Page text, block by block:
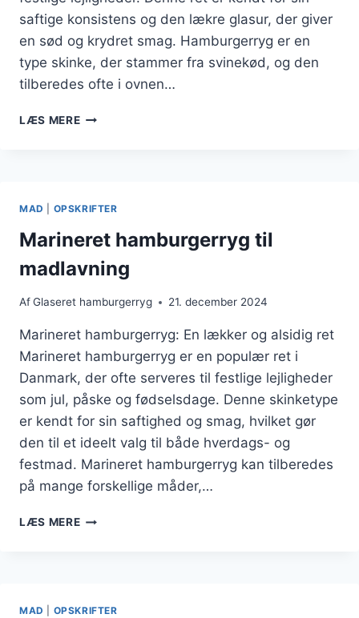
saftige konsistens og den lækre glasur, der giver
en sød og krydret smag. Hamburgerryg er en
type skinke, der stammer fra svinekød, og den
tilberedes ofte i ovnen…
LÆS MEREOVNSTEGT
MAD OPSKRIFTER
Marineret hamburgerryg til
madlavning
AfGlaseret hamburgerryg 21. december 2024
Marineret hamburgerryg: En lækker og alsidig ret
Marineret hamburgerryg er en populær ret i
Danmark, der ofte serveres til festlige lejligheder
som jul, påske og fødselsdage. Denne skinketype
er kendt for sin saftighed og smag, hvilket gør
den til et ideelt valg til både hverdags- og
festmad. Marineret hamburgerryg kan tilberedes
på mange forskellige måder,…
LÆS MEREMARINERET
MAD OPSKRIFTER